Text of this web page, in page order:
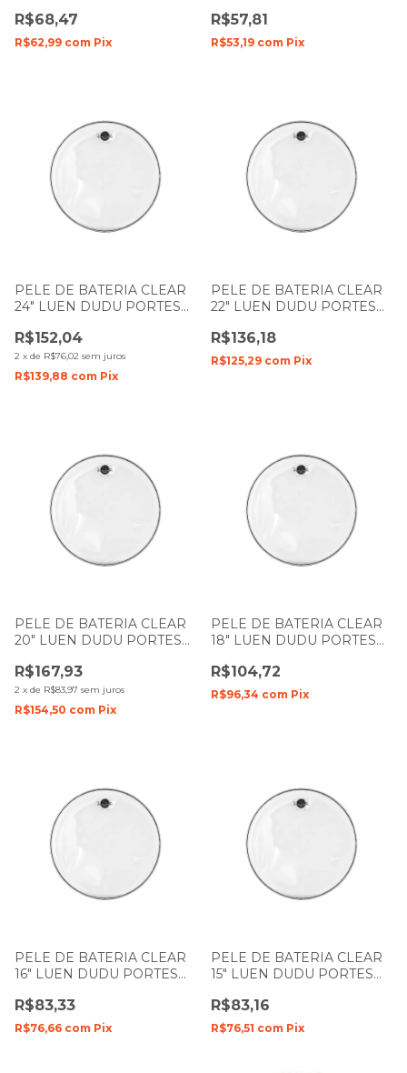
DUPLO
R$68,47
R$62,99 com Pix
DUPLO
R$57,81
R$53,19 com Pix
PELE DE BATERIA CLEAR
24" LUEN DUDU PORTES
R$152,04
2 x de R$76,02 sem juros
R$139,88 com Pix
PELE DE BATERIA CLEAR
22" LUEN DUDU PORTES
R$136,18
R$125,29 com Pix
PELE DE BATERIA CLEAR
20" LUEN DUDU PORTES
R$167,93
2 x de R$83,97 sem juros
R$154,50 com Pix
PELE DE BATERIA CLEAR
18" LUEN DUDU PORTES
R$104,72
R$96,34 com Pix
PELE DE BATERIA CLEAR
16" LUEN DUDU PORTES
R$83,33
R$76,66 com Pix
PELE DE BATERIA CLEAR
15" LUEN DUDU PORTES
R$83,16
R$76,51 com Pix